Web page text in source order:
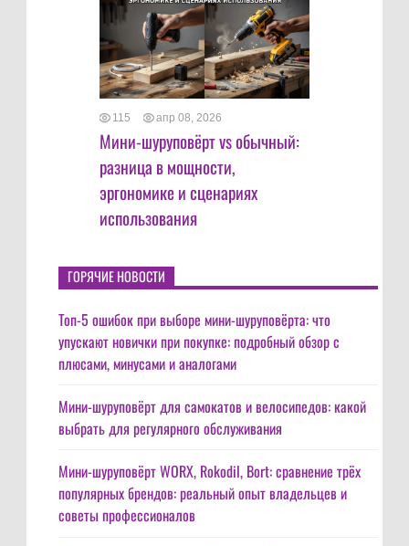
115 апр 08, 2026
Мини-шуруповёрт vs обычный:
разница в мощности,
эргономике и сценариях
использования
ГОРЯЧИЕ НОВОСТИ
Топ-5 ошибок при выборе мини-шуруповёрта: что
упускают новички при покупке: подробный обзор с
плюсами, минусами и аналогами
Мини-шуруповёрт для самокатов и велосипедов: какой
выбрать для регулярного обслуживания
Мини-шуруповёрт WORX, Rokodil, Bort: сравнение трёх
популярных брендов: реальный опыт владельцев и
советы профессионалов